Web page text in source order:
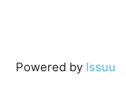
Powered by Issuu